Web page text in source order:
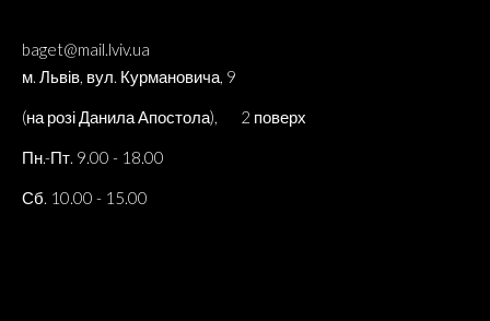
baget@mail.lviv.ua
м. Львів, вул. Курмановича, 9
(на розі Данила Апостола), 2 поверх
Пн.-Пт. 9.00 - 18.00
Сб. 10.00 - 15.00